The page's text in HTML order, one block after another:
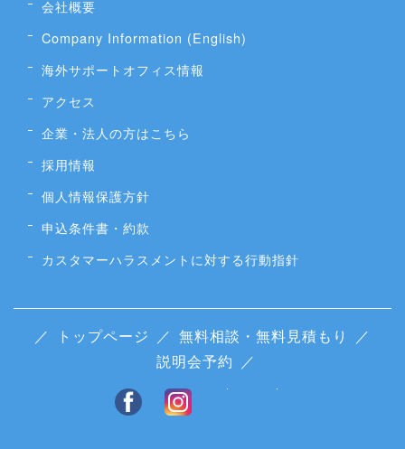
会社概要
Company Information (English)
海外サポートオフィス情報
アクセス
企業・法人の方はこちら
採用情報
個人情報保護方針
申込条件書・約款
カスタマーハラスメントに対する行動指針
／ トップページ ／ 無料相談・無料見積もり
／
説明会予約 ／